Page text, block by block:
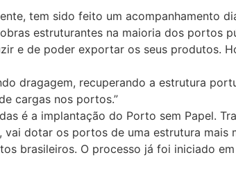
tem sido feito um acompanhamento
estruturantes na maioria dos portos
e de poder exportar os seus produtos.
dragagem, recuperando a estrutura
cargas nos portos.”
é a implantação do Porto sem Papel.
dotar os portos de uma estrutura
brasileiros. O processo já foi iniciado